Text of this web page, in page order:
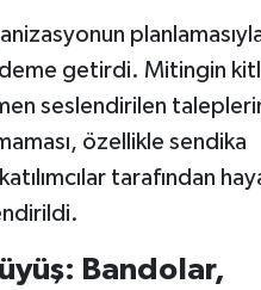
getirdi. Mitingin
seslendirilen
özellikle sendika
tarafından hayal
Bandolar,